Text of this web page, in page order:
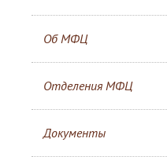
Об МФЦ
Отделения МФЦ
Документы